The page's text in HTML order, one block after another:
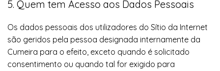
5. Quem tem Acesso aos Dados Pessoais
Os dados pessoais dos utilizadores do Sítio da Internet
são geridos pela pessoa designada internamente da
Cumeira para o efeito, exceto quando é solicitado
consentimento ou quando tal for exigido para